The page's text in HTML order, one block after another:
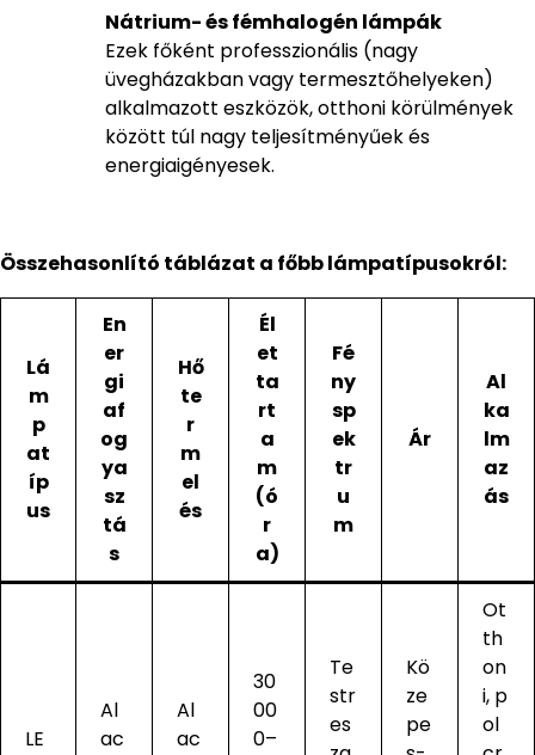
Nátrium- és fémhalogén lámpák
Ezek főként professzionális (nagy
üvegházakban vagy termesztőhelyeken)
alkalmazott eszközök, otthoni körülmények
között túl nagy teljesítményűek és
energiaigényesek.
Összehasonlító táblázat a főbb lámpatípusokról:
Lá
m
p
at
íp
us
En
er
gi
af
og
ya
sz
tá
s
Hő
te
r
m
el
és
Él
et
ta
rt
a
m
(ó
r
a)
Fé
ny
sp
ek
tr
u
m
Ár
Al
ka
lm
az
ás
LE
Al
ac
Al
ac
30
00
0–
Te
str
es
Kö
ze
pe
Ot
th
on
i, p
ol